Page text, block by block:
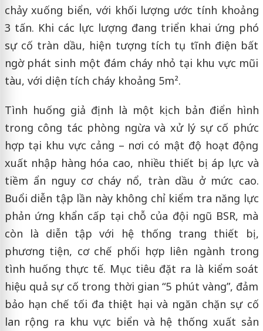
chảy xuống biển, với khối lượng ước tính khoảng
3 tấn. Khi các lực lượng đang triển khai ứng phó
sự cố tràn dầu, hiện tượng tích tụ tĩnh điện bất
ngờ phát sinh một đám cháy nhỏ tại khu vực mũi
tàu, với diện tích cháy khoảng 5m².
Tình huống giả định là một kịch bản điển hình
trong công tác phòng ngừa và xử lý sự cố phức
hợp tại khu vực cảng – nơi có mật độ hoạt động
xuất nhập hàng hóa cao, nhiều thiết bị áp lực và
tiềm ẩn nguy cơ cháy nổ, tràn dầu ở mức cao.
Buổi diễn tập lần này không chỉ kiểm tra năng lực
phản ứng khẩn cấp tại chỗ của đội ngũ BSR, mà
còn là diễn tập với hệ thống trang thiết bị,
phương tiện, cơ chế phối hợp liên ngành trong
tình huống thực tế. Mục tiêu đặt ra là kiểm soát
hiệu quả sự cố trong thời gian “5 phút vàng”, đảm
bảo hạn chế tối đa thiệt hại và ngăn chặn sự cố
lan rộng ra khu vực biển và hệ thống xuất sản